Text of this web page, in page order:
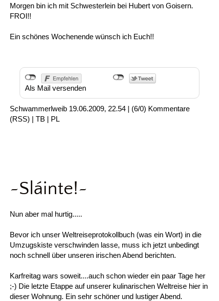
Morgen bin ich mit Schwesterlein bei Hubert von Goisern.
FROI!!
Ein schönes Wochenende wünsch ich Euch!!
Als Mail versenden
Schwammerlweib 19.06.2009, 22.54 | (6/0) Kommentare
(RSS) | TB | PL
~Sláinte!~
Nun aber mal hurtig.....
Bevor ich unser Weltreiseprotokollbuch (was ein Wort) in die
Umzugskiste verschwinden lasse, muss ich jetzt unbedingt
noch schnell über unseren irischen Abend berichten.
Karfreitag wars soweit....auch schon wieder ein paar Tage her
;-) Die letzte Etappe auf unserer kulinarischen Weltreise hier in
dieser Wohnung. Ein sehr schöner und lustiger Abend.